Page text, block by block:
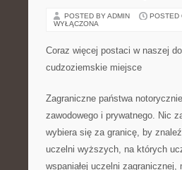
POSTED BY ADMIN POSTED
WYŁĄCZONA
Coraz więcej postaci w naszej
cudzoziemskie miejsce
Zagraniczne państwa
zawodowego i prywatnego. Nic
wybiera się za granicę, by
uczelni wyższych, na których
wspaniałej uczelni